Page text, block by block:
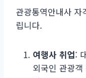
관광통역안내사 자
립니다.
여행사 취업:
외국인 관광